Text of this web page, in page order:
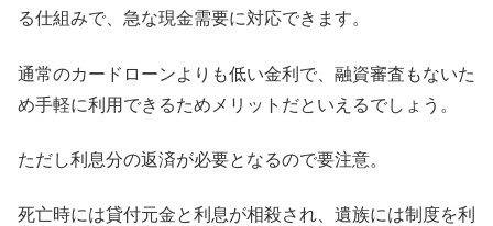
る仕組みで、急な現金需要に対応できます。
通常のカードローンよりも低い金利で、融資審査もないた
め手軽に利用できるためメリットだといえるでしょう。
ただし利息分の返済が必要となるので要注意。
死亡時には貸付元金と利息が相殺され、遺族には制度を利